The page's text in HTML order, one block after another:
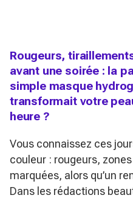
Rougeurs,
avant une soirée : la
simple masque
transformait votre
heure ?
Vous connaissez ces
couleur : rougeurs,
marquées, alors qu’un
Dans les rédactions